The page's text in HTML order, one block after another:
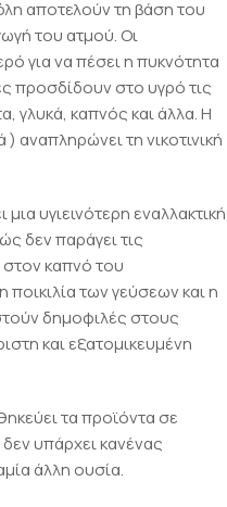
αποτελούν τη βάση του
του ατμού. Οι
για να πέσει η πυκνότητα
προσδίδουν στο υγρό τις
γλυκά, καπνός και άλλα. Η
αναπληρώνει τη νικοτινική
υγιεινότερη εναλλακτική
δεν παράγει τις
καπνό του
των γεύσεων και η
δημοφιλές στους
και εξατομικευμένη
τα προϊόντα σε
υπάρχει κανένας
άλλη ουσία.